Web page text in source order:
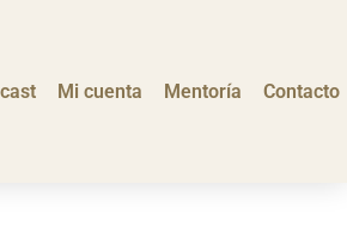
Mi cuenta Mentoría Contacto